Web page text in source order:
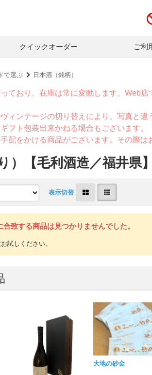
クイックオーダー ご利
で選ぶ 日本酒（銘柄）
ており、在庫は常に変動します。Web
ィンテージの切り替えにより、写真と違
フト包装出来かねる場合もございます。
配をかける商品がございます。その際は
）【毛利酒造／福井県】
表示切替
致する商品は見つかりませんでした。
大地の砂金